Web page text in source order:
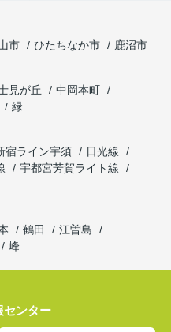
市 ひたちなか市
鹿沼市
見が丘
中岡本町
緑
宿ライン宇須
日光線
宇都宮芳賀ライト線
鶴田
江曽島
峰
センター